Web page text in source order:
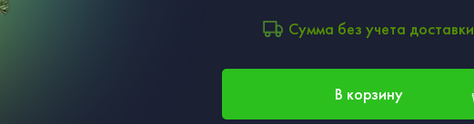
Сумма без учета доставки
В корзину